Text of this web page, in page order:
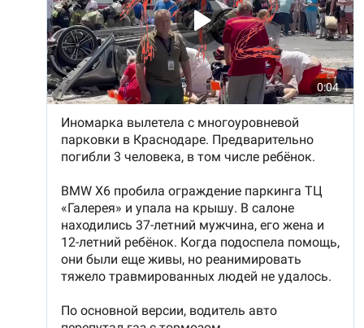
По даннымСМИ, подозрение следователей пало на
18-летнего знакомого бойца, которого Мутаев
месяцем ранее избил и унизил. Предполагается, что
таким образом молодой человек решил отомстить.
Привлекла внимание следователей
случайно